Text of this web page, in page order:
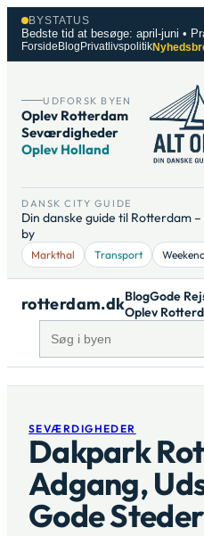
Spring
indhold
BYSTATUS
Bedste tid at besøge: april-juni •
Forside Blog Privatlivspolitik
UDFORSK BYEN
Oplev Rotterdam
Seværdigheder
Oplev Holland
DANSK CITY GUIDE
Din danske guide til Rotterdam
by
Markthal Transport
rotterdam.dkBlogGode
Oplev
SEVÆRDIGHEDER
Dakpark
Adgang,
Gode Steder